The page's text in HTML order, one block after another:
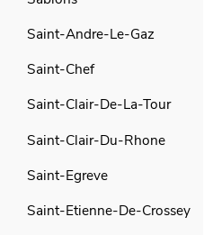
Saint-Andre-Le-Gaz
Saint-Chef
Saint-Clair-De-La-Tour
Saint-Clair-Du-Rhone
Saint-Egreve
Saint-Etienne-De-Crossey